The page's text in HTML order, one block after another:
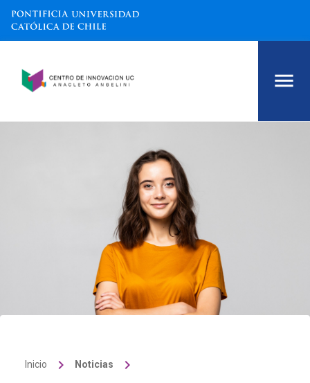
Inicio keyboard_arrow_right Noticias keyboard_arrow_right